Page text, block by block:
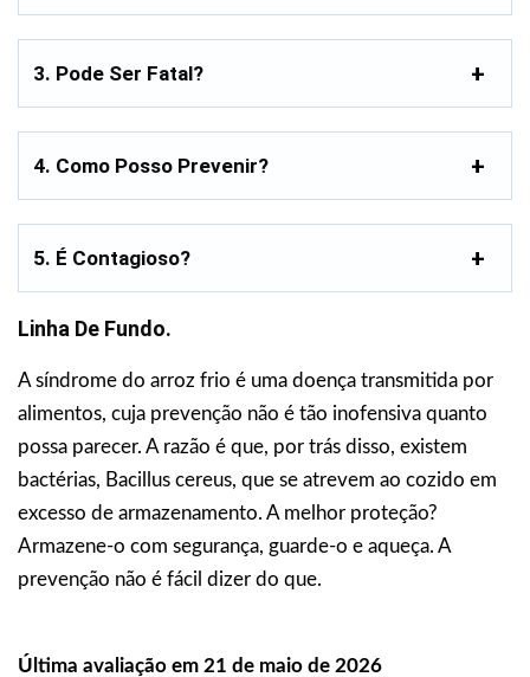
3. Pode Ser Fatal?
4. Como Posso Prevenir?
5. É Contagioso?
Linha De Fundo.
A síndrome do arroz frio é uma doença transmitida por
alimentos, cuja prevenção não é tão inofensiva quanto
possa parecer. A razão é que, por trás disso, existem
bactérias, Bacillus cereus, que se atrevem ao cozido em
excesso de armazenamento. A melhor proteção?
Armazene-o com segurança, guarde-o e aqueça. A
prevenção não é fácil dizer do que.
Última avaliação em 21 de maio de 2026